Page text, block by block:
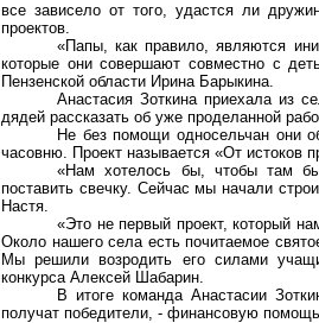
все зависело от того, удастся ли
проектов.
«Папы, как правило, являются
которые они совершают совместно с
Пензенской области Ирина Барыкина.
АнастасияЗоткинаприехала из
дядей рассказать об уже проделанной
Не без помощи односельчан они
часовню. Проект называется «От истоков
«Нам хотелось бы, чтобы там
поставить свечку. Сейчас мы начали
Настя.
«Это не первый проект, который
Около нашего села есть почитаемое
Мы решили возродить его силами
конкурса Алексей Шабарин.
В итоге команда Анастасии
получат победители, - финансовую